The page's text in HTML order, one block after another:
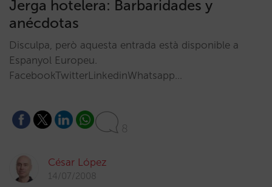
Jerga hotelera: Barbaridades y
anécdotas
Disculpa, però aquesta entrada està disponible a
Espanyol Europeu.
FacebookTwitterLinkedinWhatsapp…
8
César López
14/07/2008